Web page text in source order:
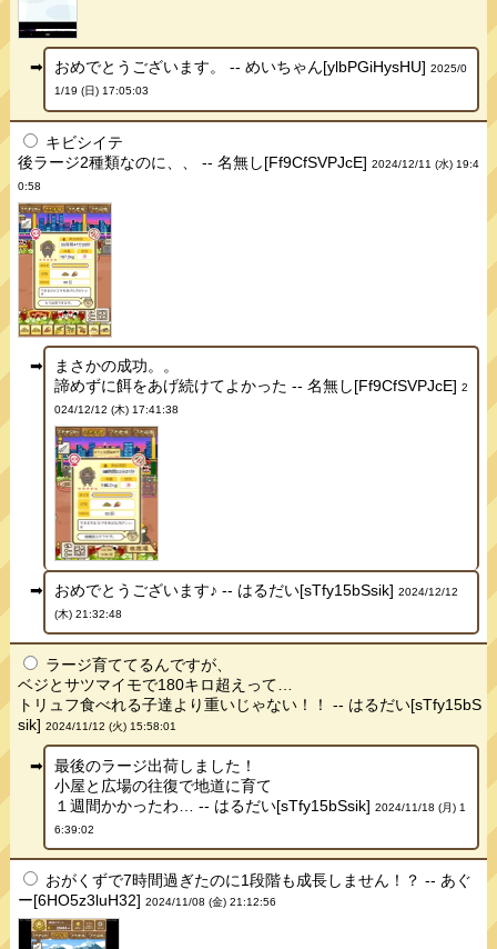
おめでとうございます。 -- めいちゃん[ylbPGiHysHU] 2025/0
1/19 (日) 17:05:03
キビシイテ
後ラージ2種類なのに、、 -- 名無し[Ff9CfSVPJcE]2024/12/11 (水) 19:4
0:58
まさかの成功。。
諦めずに餌をあげ続けてよかった -- 名無し[Ff9CfSVPJcE] 2
024/12/12 (木) 17:41:38
おめでとうございます♪ -- はるだい[sTfy15bSsik] 2024/12/12
(木) 21:32:48
ラージ育ててるんですが、
ベジとサツマイモで180キロ超えって…
トリュフ食べれる子達より重いじゃない！！ -- はるだい[sTfy15bS
sik]2024/11/12 (火) 15:58:01
最後のラージ出荷しました！
小屋と広場の往復で地道に育て
１週間かかったわ… -- はるだい[sTfy15bSsik] 2024/11/18 (月) 1
6:39:02
おがくずで7時間過ぎたのに1段階も成長しません！？ -- あぐ
ー[6HO5z3luH32]2024/11/08 (金) 21:12:56